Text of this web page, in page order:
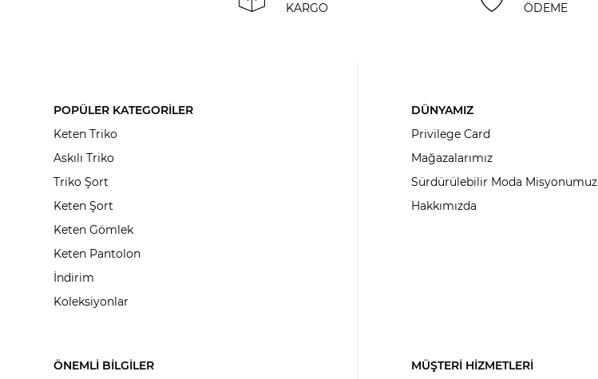
KARGO ÖDEME
POPÜLER KATEGORİLER
Keten Triko
Askılı Triko
Triko Şort
Keten Şort
Keten Gömlek
Keten Pantolon
İndirim
Koleksiyonlar
DÜNYAMIZ
Privilege Card
Mağazalarımız
Sürdürülebilir Moda Misyonumuz
Hakkımızda
ÖNEMLİ BİLGİLER
MÜŞTERİ HİZMETLERİ